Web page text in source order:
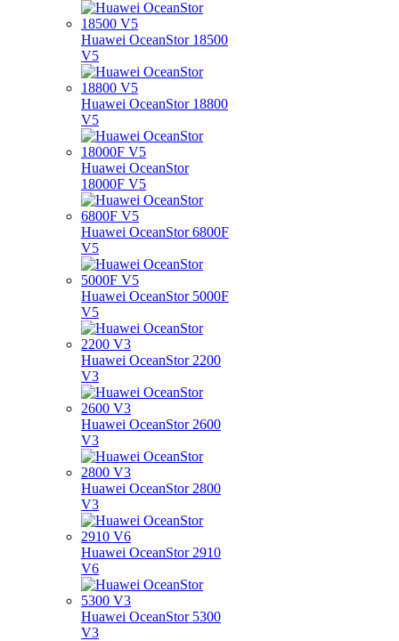
Huawei OceanStor 18500
V5
Huawei OceanStor 18800
V5
Huawei OceanStor
18000F V5
Huawei OceanStor 6800F
V5
Huawei OceanStor 5000F
V5
Huawei OceanStor 2200
V3
Huawei OceanStor 2600
V3
Huawei OceanStor 2800
V3
Huawei OceanStor 2910
V6
Huawei OceanStor 5300
V3